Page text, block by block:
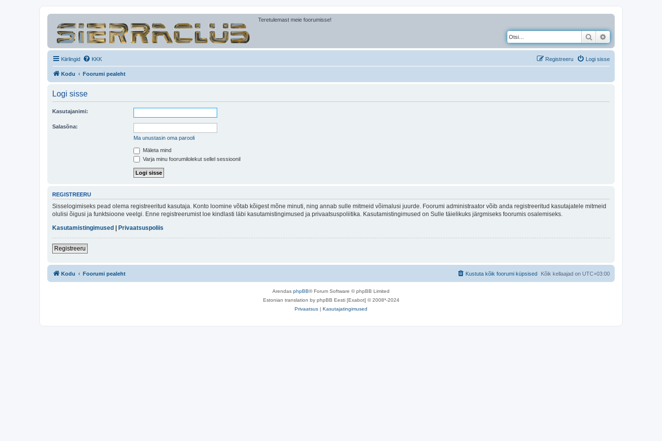
Teretulemast meie foorumisse!
Otsi
Kiirlingid KKK Logi sisse
Registreeru
Kodu Foorumi pealeht
Logi sisse
Kasutajanimi:
Salasõna:
Ma unustasin oma parooli
Mäleta mind
Varja minu foorumilolekut sellel sessioonil
REGISTREERU
Sisselogimiseks pead olema registreeritud kasutaja. Konto loomine võtab kõigest mõne minuti, ning annab sulle mitmeid võimalusi juurde. Foorumi administraator võib anda registreeritud kasutajatele mitmeid
olulisi õigusi ja funktsioone veelgi. Enne registreerumist loe kindlasti läbi kasutamistingimused ja privaatsuspoliitika. Kasutamistingimused on Sulle täielikuks järgmiseks foorumis osalemiseks.
Kasutamistingimused | Privaatsuspoliis
Registreeru
Kodu Foorumi pealeht Kõik kellaajad on UTC+03:00
Kustuta kõik foorumi küpsised
Arendas phpBB® Forum Software © phpBB Limited
Estonian translation by phpBB Eesti [Exabot] © 2008*-2024
Privaatsus | Kasutajatingimused